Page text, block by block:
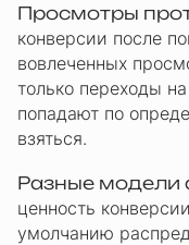
Просмотры
конверсии после
вовлеченных
только переходы
попадают по
взяться.
Разные модели
ценность
умолчанию